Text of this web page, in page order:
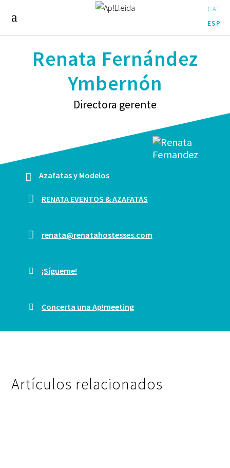
CAT
ESP
Renata Fernández
Ymbernón
Directora gerente
Azafatas y Modelos
RENATA EVENTOS & AZAFATAS
renata@renatahostesses.com
¡Sígueme!
Concerta una Ap!meeting
Artículos relacionados